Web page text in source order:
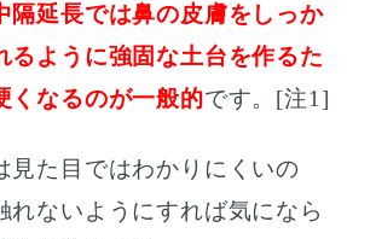
隔延長では鼻の皮膚をしっか
るように強固な土台を作るた
くなるのが一般的です。[注1]
見た目ではわかりにくいの
れないようにすれば気になら